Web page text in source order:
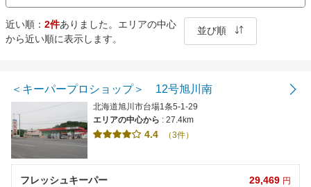
近い順： 2件ありました。エリアの中心
から近い順に表示します。
並び順
金額の安い順
評価の高い順
＜キーパープロショップ＞ 12号旭川南
北海道旭川市台場1条5-1-29
エリアの中心から : 27.4km
4.4 （3件）
フレッシュキーパー 29,469 円